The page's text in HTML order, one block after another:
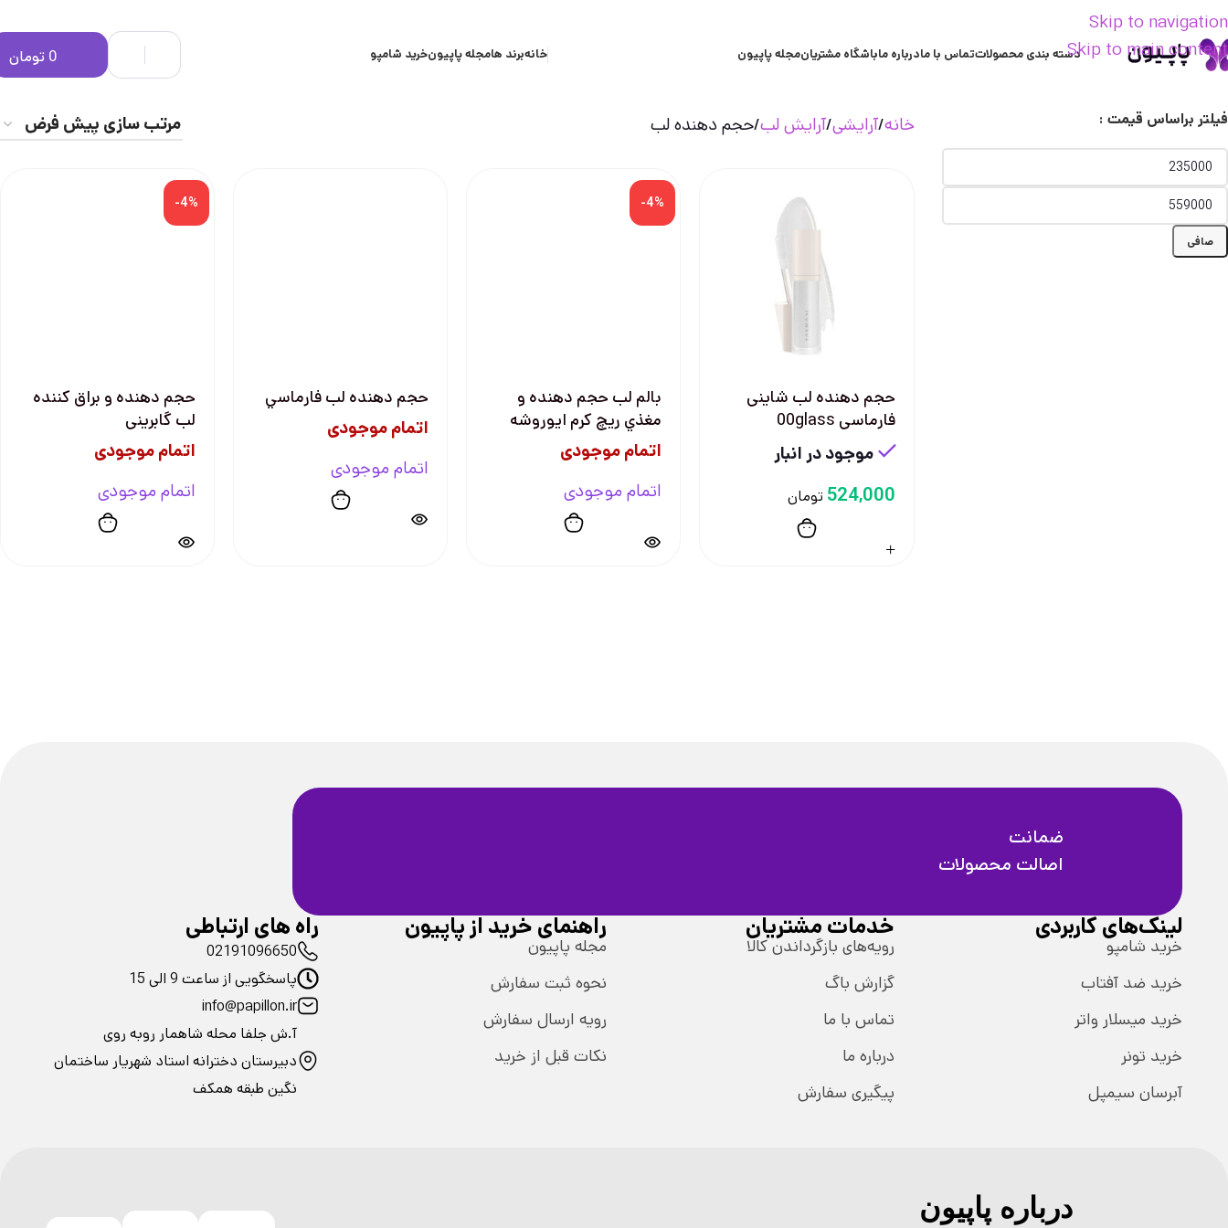
Skip to navigation
Skip to main contentدسته بندی محصولاتتماس با مادرباره ماباشگاه مشتریانمجله پاپیون خانهبرند هامجله پاپیونخرید شامپو 0 تومان
فیلتر براساس قیمت :
صافی
خانه آرایشی آرایش لب حجم دهنده لب
حجم دهنده لب شاينی
فارماسی 00glass
موجود در انبار
524,000 تومان
-4%
بالم لب حجم دهنده و
مغذي ريچ كرم ايوروشه
اتمام موجودی
اتمام موجودی
حجم دهنده لب فارماسي
اتمام موجودی
اتمام موجودی
-4%
حجم دهنده و براق کننده
لب گابرینی
اتمام موجودی
اتمام موجودی
ضمانت
اصالت محصولات
لینک‌های کاربردی
خرید شامپو
خرید ضد آفتاب
خرید میسلار واتر
خرید تونر
آبرسان سیمپل
خدمات مشتریان
رویه‌های بازگرداندن کالا
گزارش باگ
تماس با ما
درباره ما
پیگیری سفارش
راهنمای خرید از پاپیون
مجله پاپیون
نحوه ثبت سفارش
رویه ارسال سفارش
نکات قبل از خرید
راه های ارتباطی
02191096650
پاسخگویی از ساعت 9 الی 15
info@papillon.ir
آ.ش جلفا محله شاهمار روبه روی
دبیرستان دخترانه استاد شهریار ساختمان
نگین طبقه همکف
درباره پاپیون